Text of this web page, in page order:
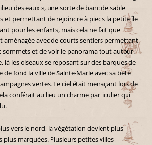
des eaux », une sorte de banc de sable
et permettant de rejoindre à pieds la petite île
pour les enfants, mais cela ne fait que
aménagée avec de courts sentiers permettant
sommets et de voir le panorama tout autour.
là les oiseaux se reposant sur des barques de
de fond la ville de Sainte-Marie avec sa belle
vertes. Le ciel était menaçant lors de
conférait au lieu un charme particulier qui
vers le nord, la végétation devient plus
plus marquées. Plusieurs petites villes